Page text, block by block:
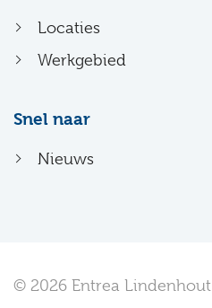
Locaties
Werkgebied
Snel naar
Nieuws
© 2026 Entrea Lindenhout